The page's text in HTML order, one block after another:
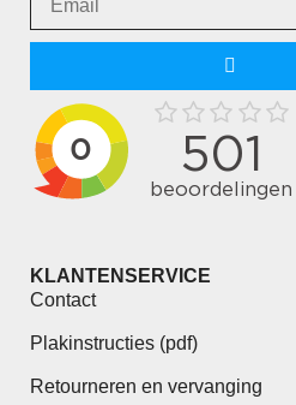
KLANTENSERVICE
Contact
Plakinstructies (pdf)
Retourneren en vervanging